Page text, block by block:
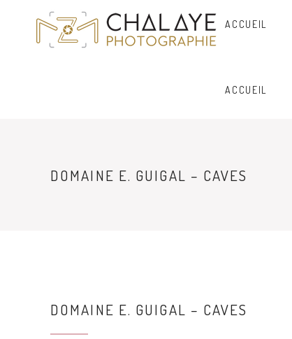
ACCUEIL
ACCUEIL
DOMAINE E. GUIGAL – CAVES
DOMAINE E. GUIGAL – CAVES